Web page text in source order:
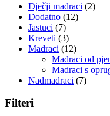
Dječji madraci (2)
Dodatno (12)
Jastuci (7)
Kreveti (3)
Madraci (12)
Madraci od
Madraci s
Nadmadraci (7)
Filteri